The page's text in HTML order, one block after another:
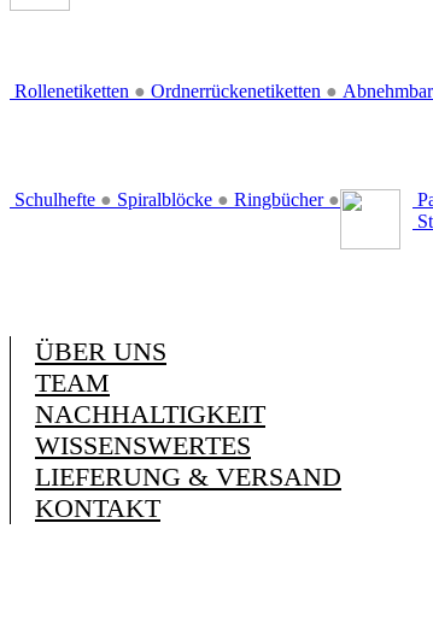
Rollenetiketten ● Ordnerrückenetiketten ●
Schulhefte ● Spiralblöcke ● Ringbücher ●
ÜBER UNS
TEAM
NACHHALTIGKEIT
WISSENSWERTES
LIEFERUNG & VERSAND
KONTAKT